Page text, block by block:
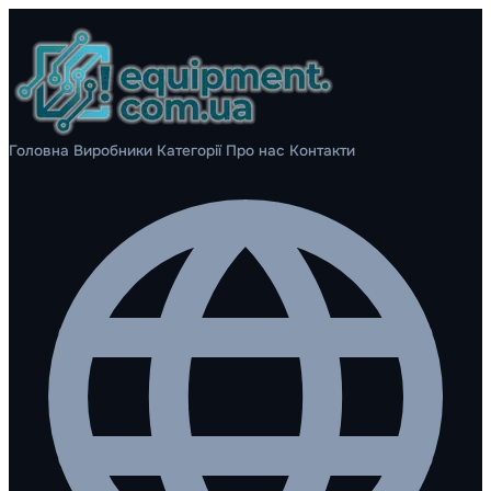
Головна Виробники Категорії Про нас Контакти